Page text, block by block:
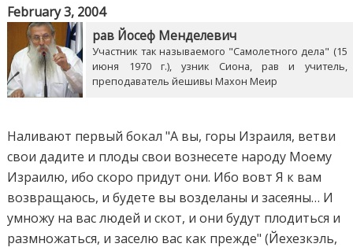
February 3, 2004
рав Йосеф Менделевич
Участник так называемого "Самолетного дела" (15
июня 1970 г.), узник Сиона, рав и учитель,
преподаватель йешивы Махон Меир
Наливают первый бокал "А вы, горы Израиля, ветви
свои дадите и плоды свои вознесете народу Моему
Израилю, ибо скоро придут они. Ибо вовт Я к вам
возвращаюсь, и будете вы возделаны и засеяны… И
умножу на вас людей и скот, и они будут плодиться и
размножаться, и заселю вас как прежде" (Йехезкэль,